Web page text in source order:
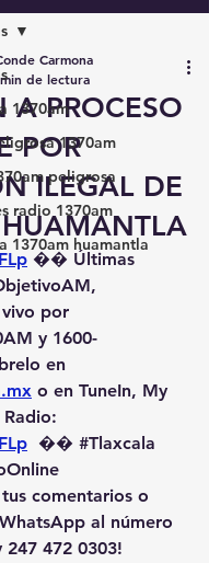
1370am
1370am
peligrosa
radio 1370am
1370am huamantla
A PROCESO
POR
ILEGAL DE
Carmona
de lectura
�� Últimas
,
por
y 1600-
en
o en TuneIn, My
�� #Tlaxcala
comentarios o
al número
247 472 0303!